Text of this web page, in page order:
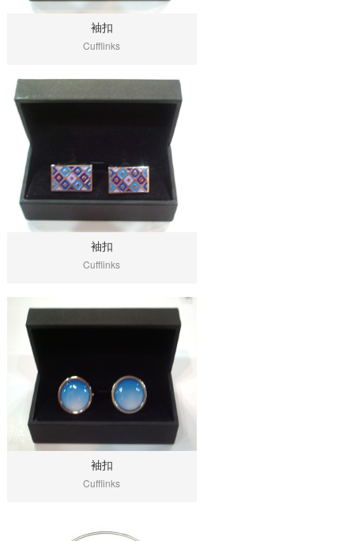
袖扣
Cufflinks
袖扣
Cufflinks
袖扣
Cufflinks